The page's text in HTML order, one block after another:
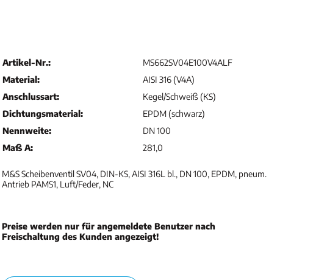
Artikel-Nr.:
MS662SV04E100V4ALF
Material:
AISI 316 (V4A)
Anschlussart:
Kegel/Schweiß (KS)
Dichtungsmaterial:
EPDM (schwarz)
Nennweite:
DN 100
Maß A:
281,0
M&S Scheibenventil SV04, DIN-KS, AISI 316L bl., DN 100, EPDM, pneum.
Antrieb PAMS1, Luft/Feder, NC
Preise werden nur für angemeldete Benutzer nach
Freischaltung des Kunden angezeigt!